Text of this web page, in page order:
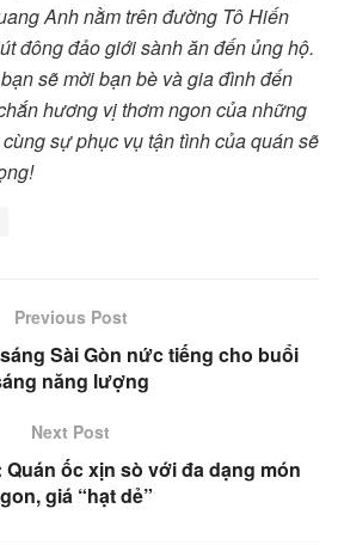
Anh nằm trên đường Tô Hiến
đông đảo giới sành ăn đến ủng hộ.
sẽ mời bạn bè và gia đình đến
hương vị thơm ngon của những
sự phục vụ tận tình của quán sẽ
Previous Post
Sài Gòn nức tiếng cho buổi
năng lượng
Next Post
ốc xịn sò với đa dạng món
giá “hạt dẻ”